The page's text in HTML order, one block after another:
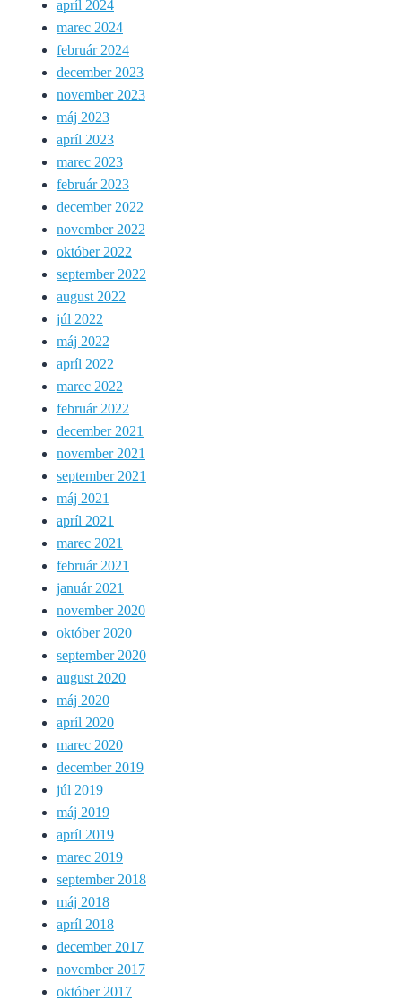
apríl 2024
marec 2024
február 2024
december 2023
november 2023
máj 2023
apríl 2023
marec 2023
február 2023
december 2022
november 2022
október 2022
september 2022
august 2022
júl 2022
máj 2022
apríl 2022
marec 2022
február 2022
december 2021
november 2021
september 2021
máj 2021
apríl 2021
marec 2021
február 2021
január 2021
november 2020
október 2020
september 2020
august 2020
máj 2020
apríl 2020
marec 2020
december 2019
júl 2019
máj 2019
apríl 2019
marec 2019
september 2018
máj 2018
apríl 2018
december 2017
november 2017
október 2017